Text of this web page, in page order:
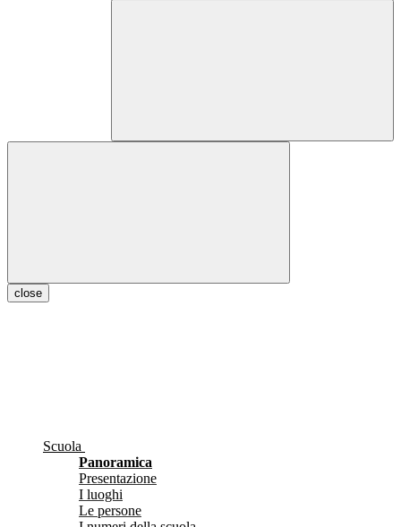
close
Scuola
Panoramica
Presentazione
I luoghi
Le persone